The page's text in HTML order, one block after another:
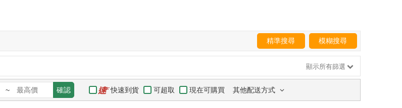
精準搜尋 模糊搜尋
顯示所有篩選
~ 確認 快速到貨 可超取 現在可購買 其他配送方式